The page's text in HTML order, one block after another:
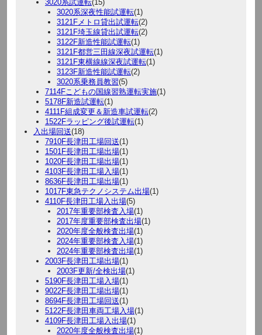
3020系試運転(15)
3020系深夜性能試運転(1)
3121Fメトロ貸出試運転(2)
3121F埼玉線貸出試運転(2)
3122F新造性能試運転(1)
3121F都営三田線深夜試運転(1)
3121F東横線線深夜試運転(1)
3123F新造性能試運転(2)
3020系乗務員教習(5)
7114Fこどもの国線習熟運転実施(1)
5178F新造試運転(1)
4111F組成変更＆新造車試運転(2)
1522Fラッピング後試運転(1)
入出場回送(18)
7910F長津田工場回送(1)
1501F長津田工場出場(1)
1020F長津田工場出場(1)
4103F長津田工場入場(1)
8636F長津田工場出場(1)
1017F東急テクノシステム出場(1)
4110F長津田工場入出場(5)
2017年重要部検査入場(1)
2017年度重要部検査出場(1)
2020年度全般検査出場(1)
2024年重要部検査入場(1)
2024年重要部検査出場(1)
2003F長津田工場出場(1)
2003F更新/全検出場(1)
5190F長津田工場入場(1)
9022F長津田工場出場(1)
8694F長津田工場回送(1)
5122F長津田車両工場入場(1)
4109F長津田工場入出場(1)
2020年度全般検査出場(1)